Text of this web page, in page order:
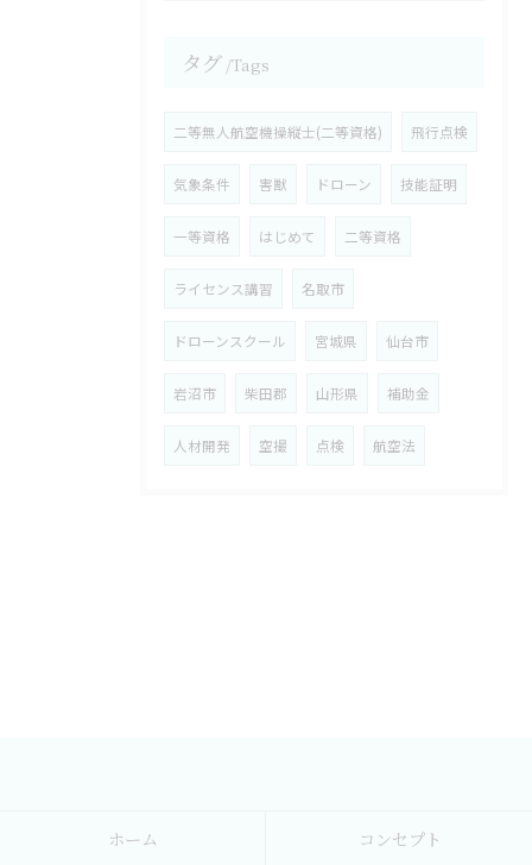
タグ Tags
二等無人航空機操縦士(二等資格) 飛行点検
気象条件 害獣 ドローン 技能証明
一等資格 はじめて 二等資格
ライセンス講習 名取市
ドローンスクール 宮城県 仙台市
岩沼市 柴田郡 山形県 補助金
人材開発 空撮 点検 航空法
ホーム コンセプト